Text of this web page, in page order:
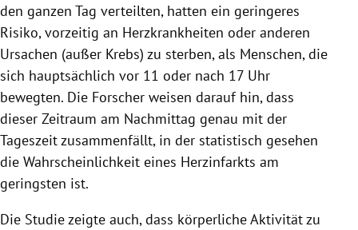
den ganzen Tag verteilten, hatten ein geringeres
Risiko, vorzeitig an Herzkrankheiten oder anderen
Ursachen (außer Krebs) zu sterben, als Menschen, die
sich hauptsächlich vor 11 oder nach 17 Uhr
bewegten. Die Forscher weisen darauf hin, dass
dieser Zeitraum am Nachmittag genau mit der
Tageszeit zusammenfällt, in der statistisch gesehen
die Wahrscheinlichkeit eines Herzinfarkts am
geringsten ist.
Die Studie zeigte auch, dass körperliche Aktivität zu